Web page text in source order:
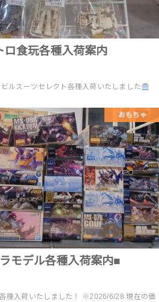
ロ食玩各種入荷案内
ルスーツセレクト各種入荷いたしました
おもちゃ
モデル各種入荷案内■
種入荷いたしました！ ※2026/6/28 現在の価